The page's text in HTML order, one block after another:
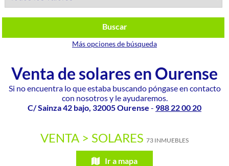
Buscar
Más opciones de búsqueda
Venta de solares en Ourense
Si no encuentra lo que estaba buscando póngase en contacto
con nosotros y le ayudaremos.
C/ Sainza 42 bajo, 32005 Ourense - 988 22 00 20
VENTA > SOLARES 73 INMUEBLES
Ir a mapa